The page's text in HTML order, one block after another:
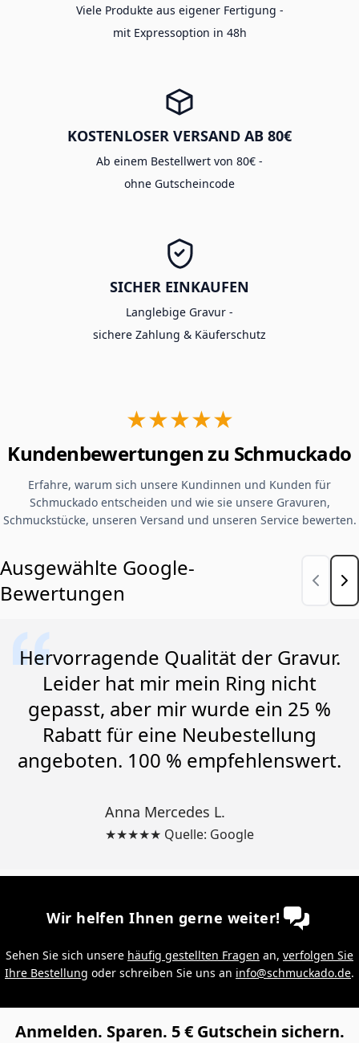
Viele Produkte aus eigener Fertigung -
mit Expressoption in 48h
KOSTENLOSER VERSAND AB 80€
Ab einem Bestellwert von 80€ -
ohne Gutscheincode
SICHER EINKAUFEN
Langlebige Gravur -
sichere Zahlung & Käuferschutz
★★★★★
Kundenbewertungen zu Schmuckado
Erfahre, warum sich unsere Kundinnen und Kunden für
Schmuckado entscheiden und wie sie unsere Gravuren,
Schmuckstücke, unseren Versand und unseren Service bewerten.
Ausgewählte Google-
Bewertungen
Hervorragende Qualität der Gravur.
Leider hat mir mein Ring nicht
gepasst, aber mir wurde ein 25 %
Rabatt für eine Neubestellung
angeboten. 100 % empfehlenswert.
Anna Mercedes L.
★★★★★ Quelle: Google
Wir helfen Ihnen gerne weiter!
Sehen Sie sich unsere häufig gestellten Fragen an, verfolgen Sie
Ihre Bestellung oder schreiben Sie uns an info@schmuckado.de.
Anmelden. Sparen. 5 € Gutschein sichern.